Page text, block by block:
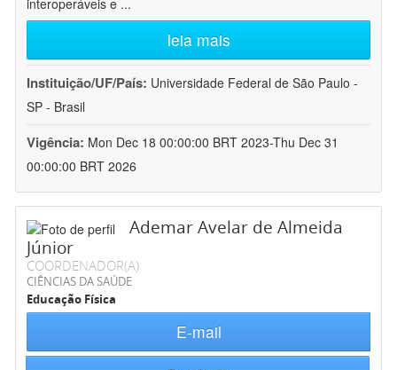
interoperáveis e ...
leia mais
Instituição/UF/País: Universidade Federal de São Paulo -
SP - Brasil
Vigência: Mon Dec 18 00:00:00 BRT 2023-Thu Dec 31
00:00:00 BRT 2026
Ademar Avelar de Almeida
Júnior
COORDENADOR(A)
CIÊNCIAS DA SAÚDE
Educação Física
E-mail